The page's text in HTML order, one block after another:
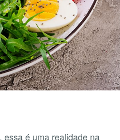
essa é uma realidade na